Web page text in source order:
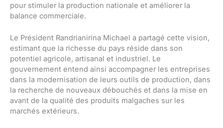
pour stimuler la production nationale et améliorer la
balance commerciale.
Le Président Randrianirina Michael a partagé cette vision,
estimant que la richesse du pays réside dans son
potentiel agricole, artisanal et industriel. Le
gouvernement entend ainsi accompagner les entreprises
dans la modernisation de leurs outils de production, dans
la recherche de nouveaux débouchés et dans la mise en
avant de la qualité des produits malgaches sur les
marchés extérieurs.